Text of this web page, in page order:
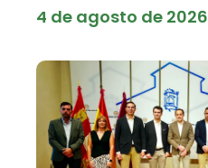
4 de agosto de 2026